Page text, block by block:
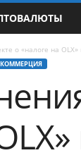
о «налоге на OLX»